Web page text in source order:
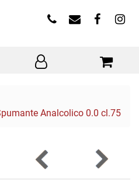
Analcolico 0.0 cl.75